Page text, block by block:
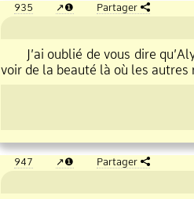
935 ❶ Partager
J’ai oublié de vous dire
voir de la beauté là où les autres
947 ❶ Partager